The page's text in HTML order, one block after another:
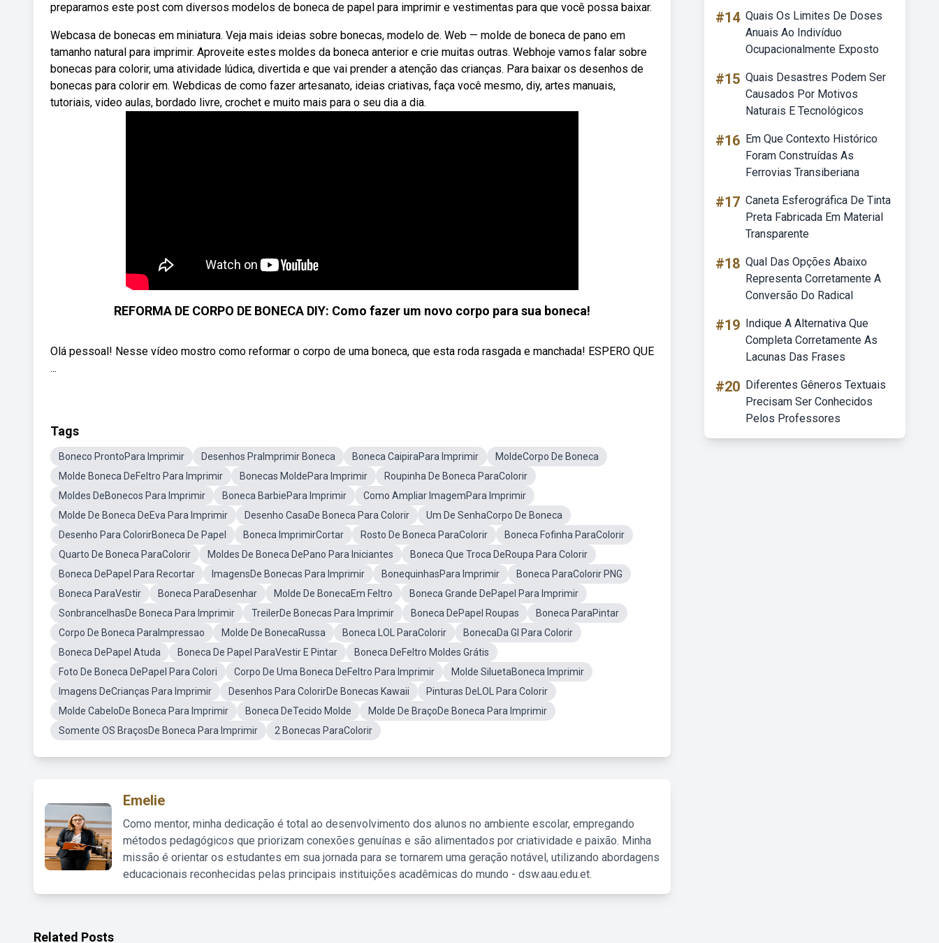
preparamos este post com diversos modelos de boneca de papel para imprimir e vestimentas para que você possa baixar.
Webcasa de bonecas em miniatura. Veja mais ideias sobre bonecas, modelo de. Web — molde de boneca de pano em
tamanho natural para imprimir. Aproveite estes moldes da boneca anterior e crie muitas outras. Webhoje vamos falar sobre
bonecas para colorir, uma atividade lúdica, divertida e que vai prender a atenção das crianças. Para baixar os desenhos de
bonecas para colorir em. Webdicas de como fazer artesanato, ideias criativas, faça você mesmo, diy, artes manuais,
tutoriais, video aulas, bordado livre, crochet e muito mais para o seu dia a dia.
REFORMA DE CORPO DE BONECA DIY: Como fazer um novo corpo para sua boneca!
Olá pessoal! Nesse vídeo mostro como reformar o corpo de uma boneca, que esta roda rasgada e manchada! ESPERO QUE
...
Tags
Boneco ProntoPara Imprimir Desenhos PraImprimir Boneca Boneca CaipiraPara Imprimir
MoldeCorpo De Boneca
Molde Boneca DeFeltro Para Imprimir
Bonecas MoldePara Imprimir
Roupinha De Boneca ParaColorir
Moldes DeBonecos Para Imprimir
Boneca BarbiePara Imprimir
Como Ampliar ImagemPara Imprimir
Molde De Boneca DeEva Para Imprimir
Desenho CasaDe Boneca Para Colorir
Um De SenhaCorpo De Boneca
Desenho Para ColorirBoneca De Papel
Boneca ImprimirCortar Rosto De Boneca ParaColorir
Boneca Fofinha ParaColorir
Quarto De Boneca ParaColorir
Moldes De Boneca DePano Para Iniciantes
Boneca Que Troca DeRoupa Para Colorir
Boneca DePapel Para Recortar
ImagensDe Bonecas Para Imprimir BonequinhasPara Imprimir
Boneca ParaColorir PNG
Boneca ParaVestir
Boneca ParaDesenhar Molde De BonecaEm Feltro
Boneca Grande DePapel Para Imprimir
SonbrancelhasDe Boneca Para Imprimir
TreilerDe Bonecas Para Imprimir Boneca DePapel Roupas
Boneca ParaPintar
Corpo De Boneca ParaImpressao
Molde De BonecaRussa Boneca LOL ParaColorir
BonecaDa GI Para Colorir
Boneca DePapel Atuda
Boneca De Papel ParaVestir E Pintar
Boneca DeFeltro Moldes Grátis
Foto De Boneca DePapel Para Colori
Corpo De Uma Boneca DeFeltro Para Imprimir
Molde SiluetaBoneca Imprimir
Imagens DeCrianças Para Imprimir
Desenhos Para ColorirDe Bonecas Kawaii
Pinturas DeLOL Para Colorir
Molde CabeloDe Boneca Para Imprimir
Boneca DeTecido Molde
Molde De BraçoDe Boneca Para Imprimir
Somente OS BraçosDe Boneca Para Imprimir
2 Bonecas ParaColorir
Emelie
Como mentor, minha dedicação é total ao desenvolvimento dos alunos no ambiente escolar, empregando
métodos pedagógicos que priorizam conexões genuínas e são alimentados por criatividade e paixão. Minha
missão é orientar os estudantes em sua jornada para se tornarem uma geração notável, utilizando abordagens
educacionais reconhecidas pelas principais instituições acadêmicas do mundo - dsw.aau.edu.et.
#14 Quais Os Limites De Doses
Anuais Ao Indivíduo
Ocupacionalmente Exposto
#15 Quais Desastres Podem Ser
Causados Por Motivos
Naturais E Tecnológicos
#16 Em Que Contexto Histórico
Foram Construídas As
Ferrovias Transiberiana
#17 Caneta Esferográfica De Tinta
Preta Fabricada Em Material
Transparente
#18 Qual Das Opções Abaixo
Representa Corretamente A
Conversão Do Radical
#19 Indique A Alternativa Que
Completa Corretamente As
Lacunas Das Frases
#20 Diferentes Gêneros Textuais
Precisam Ser Conhecidos
Pelos Professores
Related Posts